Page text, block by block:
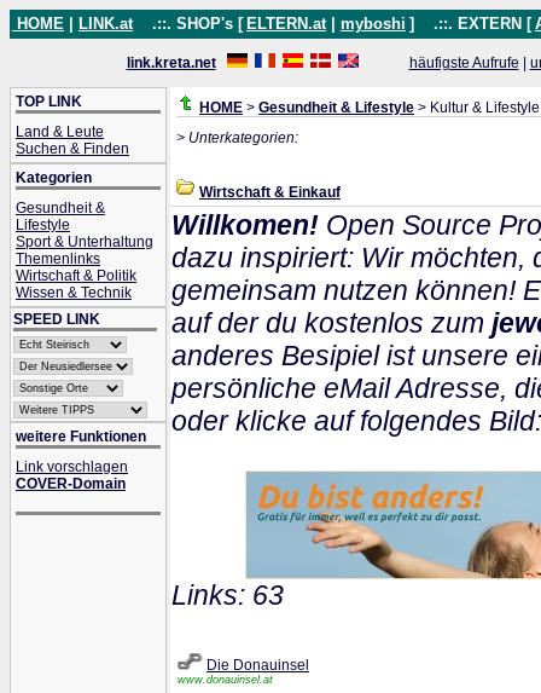
HOME LINK.at .::. SHOP's [ ELTERN.at myboshi ] .::. EXTERN [
link.kreta.net häufigste Aufrufe
TOP LINK
Land & Leute
Suchen & Finden
Kategorien
Gesundheit &
Lifestyle
Sport & Unterhaltung
Themenlinks
Wirtschaft & Politik
Wissen & Technik
SPEED LINK
weitere Funktionen
Link vorschlagen
COVER-Domain
HOME > Gesundheit & Lifestyle > Kultur & Lifestyle
> Unterkategorien:
Wirtschaft & Einkauf
Willkomen! Open Source
dazu inspiriert: Wir möchten,
gemeinsam nutzen können!
auf der du kostenlos zum
anderes Besipiel ist unsere
persönliche eMail Adresse,
oder klicke auf folgendes Bild:
Links: 63
Die Donauinsel
www.donauinsel.at